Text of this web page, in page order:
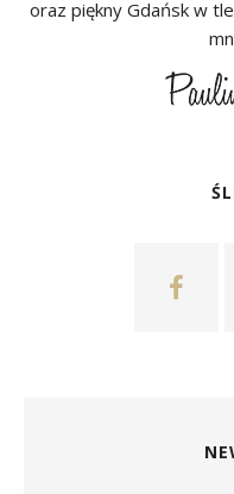
oraz piękny Gdańsk w